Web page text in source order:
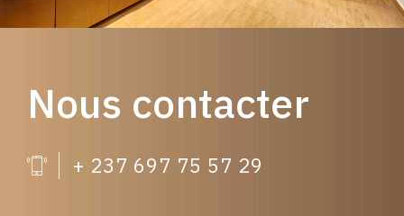
Nous contacter
+ 237 697 75 57 29